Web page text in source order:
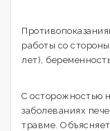
работы со
лет),
С осторожностью
заболеваниях
травме.